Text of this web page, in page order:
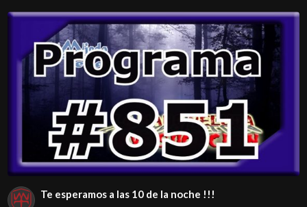
Te esperamos a las 10 de la noche !!!